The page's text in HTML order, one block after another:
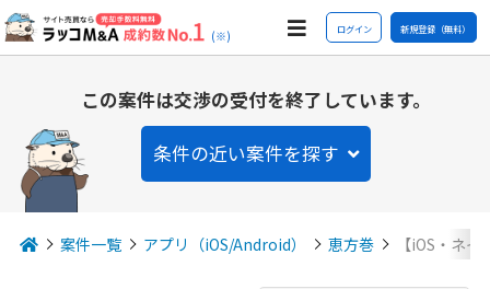
(※) ログイン 新規登録（無料）
この案件は交渉の受付を終了しています。
条件の近い案件を探す
案件一覧 アプリ（iOS/Android） 恵方巻 【iOS・ネ